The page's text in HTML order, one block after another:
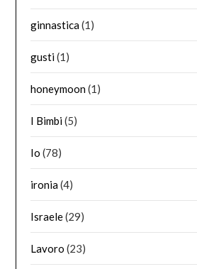
ginnastica(1)
gusti(1)
honeymoon(1)
I Bimbi(5)
Io (78)
ironia(4)
Israele(29)
Lavoro (23)